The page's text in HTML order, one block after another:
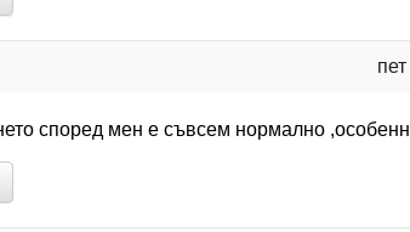
според мен е съвсем нормално